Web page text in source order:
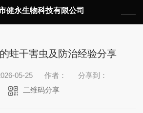
健永生物科技有限公司
蛀干害虫及防治经验分享
05-25 作者：
分享到：
二维码分享